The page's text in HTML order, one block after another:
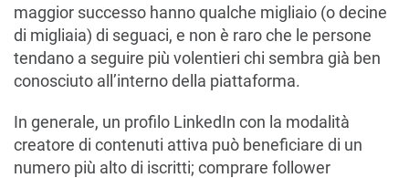
maggior successo hanno qualche migliaio (o decine
di migliaia) di seguaci, e non è raro che le persone
tendano a seguire più volentieri chi sembra già ben
conosciuto all’interno della piattaforma.
In generale, un profilo LinkedIn con la modalità
creatore di contenuti attiva può beneficiare di un
numero più alto di iscritti; comprare follower